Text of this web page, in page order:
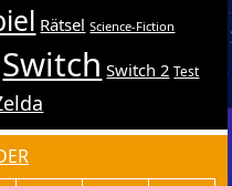
Rätsel Science-Fiction
Switch Switch 2 Test